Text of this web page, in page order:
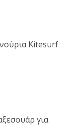
Kitesurf
για